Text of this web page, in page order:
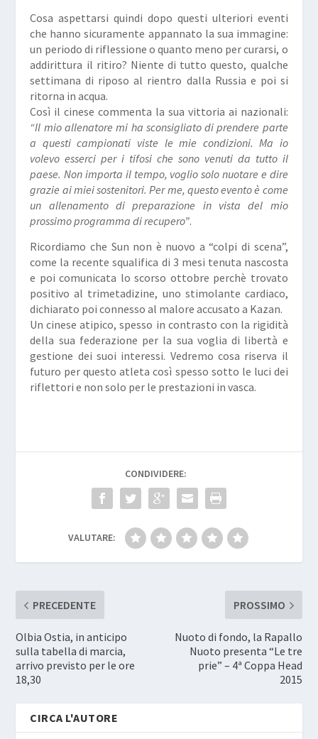
Cosa aspettarsi quindi dopo questi ulteriori eventi
che hanno sicuramente appannato la sua immagine:
un periodo di riflessione o quanto meno per curarsi, o
addirittura il ritiro? Niente di tutto questo, qualche
settimana di riposo al rientro dalla Russia e poi si
ritorna in acqua.
Così il cinese commenta la sua vittoria ai nazionali:
“Il mio allenatore mi ha sconsigliato di prendere parte
a questi campionati viste le mie condizioni. Ma io
volevo esserci per i tifosi che sono venuti da tutto il
paese. Non importa il tempo, voglio solo nuotare e dire
grazie ai miei sostenitori. Per me, questo evento è come
un allenamento di preparazione in vista del mio
prossimo programma di recupero”.
Ricordiamo che Sun non è nuovo a “colpi di scena”,
come la recente squalifica di 3 mesi tenuta nascosta
e poi comunicata lo scorso ottobre perchè trovato
positivo al trimetadizine, uno stimolante cardiaco,
dichiarato poi connesso al malore accusato a Kazan.
Un cinese atipico, spesso in contrasto con la rigidità
della sua federazione per la sua voglia di libertà e
gestione dei suoi interessi. Vedremo cosa riserva il
futuro per questo atleta così spesso sotto le luci dei
riflettori e non solo per le prestazioni in vasca.
CONDIVIDERE:
VALUTARE:
PRECEDENTE
Olbia Ostia, in anticipo
sulla tabella di marcia,
arrivo previsto per le ore
18,30
PROSSIMO
Nuoto di fondo, la Rapallo
Nuoto presenta “Le tre
prie” – 4ª Coppa Head
2015
CIRCA L'AUTORE